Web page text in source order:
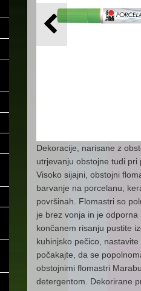
Dekoracije, narisane z
utrjevanju obstojne tudi
Visoko sijajni, obstojni
barvanje na porcelanu,
površinah. Flomastri so
je brez vonja in je
končanem risanju pustite
kuhinjsko pečico,
počakajte, da se
obstojnimi flomastri
detergentom. Dekorirane